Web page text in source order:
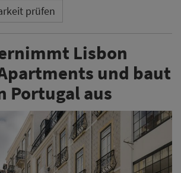
prüfen
Lisbon
und baut
Portugal aus